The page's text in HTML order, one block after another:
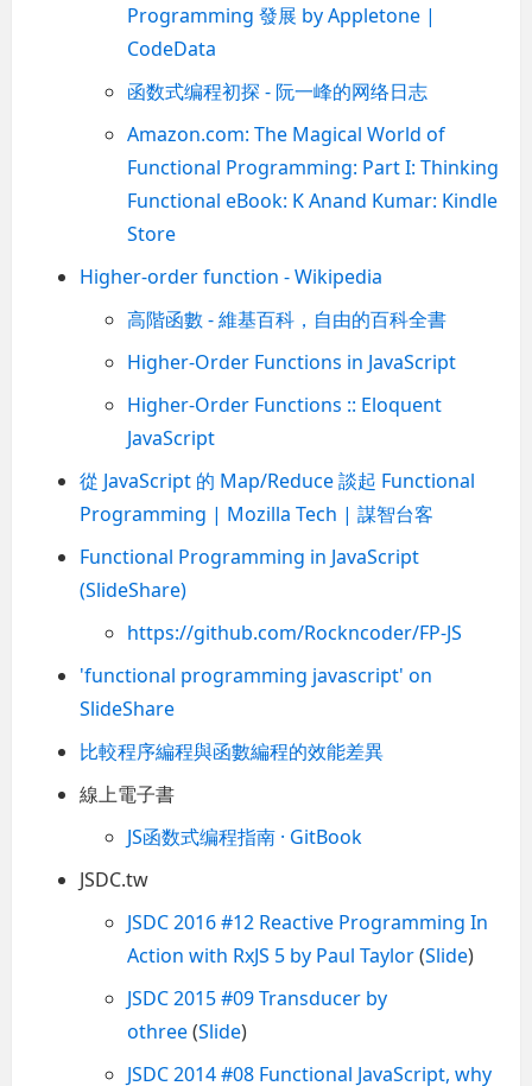
Programming 發展 by Appletone |
CodeData
函数式编程初探 - 阮一峰的网络日志
Amazon.com: The Magical World of
Functional Programming: Part I: Thinking
Functional eBook: K Anand Kumar: Kindle
Store
Higher-order function - Wikipedia
高階函數 - 維基百科，自由的百科全書
Higher-Order Functions in JavaScript
Higher-Order Functions :: Eloquent
JavaScript
從 JavaScript 的 Map/Reduce 談起 Functional
Programming | Mozilla Tech | 謀智台客
Functional Programming in JavaScript
(SlideShare)
https://github.com/Rockncoder/FP-JS
'functional programming javascript' on
SlideShare
比較程序編程與函數編程的效能差異
線上電子書
JS函数式编程指南 · GitBook
JSDC.tw
JSDC 2016 #12 Reactive Programming In
Action with RxJS 5 by Paul Taylor(Slide)
JSDC 2015 #09 Transducer by
othree(Slide)
JSDC 2014 #08 Functional JavaScript, why